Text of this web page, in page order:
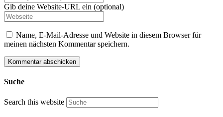
Gib deine Website-URL ein (optional)
Name, E-Mail-Adresse und Website in diesem Browser für
meinen nächsten Kommentar speichern.
Suche
Search this website